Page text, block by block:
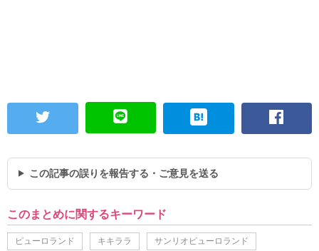
この記事の誤りを報告する・ご意見を送る
このまとめに関するキーワード
ピューロランド キキララ サンリオピューロランド